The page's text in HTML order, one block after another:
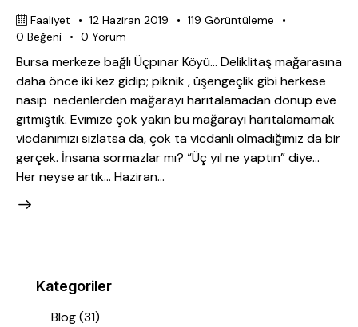
Faaliyet 12 Haziran 2019 119 Görüntüleme
0 Beğeni 0 Yorum
Bursa merkeze bağlı Üçpınar Köyü… Deliklitaş mağarasına
daha önce iki kez gidip; piknik , üşengeçlik gibi herkese
nasip nedenlerden mağarayı haritalamadan dönüp eve
gitmiştik. Evimize çok yakın bu mağarayı haritalamamak
vicdanımızı sızlatsa da, çok ta vicdanlı olmadığımız da bir
gerçek. İnsana sormazlar mı? “Üç yıl ne yaptın” diye…
Her neyse artık… Haziran…
Kategoriler
Blog(31)